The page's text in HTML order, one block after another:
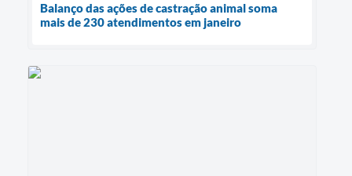
Balanço das ações de castração animal soma
mais de 230 atendimentos em janeiro